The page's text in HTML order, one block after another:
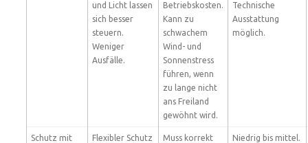
und Licht lassen
sich besser
steuern.
Weniger
Ausfälle.
Betriebskosten.
Kann zu
schwachem
Wind- und
Sonnenstress
führen, wenn
zu lange nicht
ans Freiland
gewöhnt wird.
Technische
Ausstattung
möglich.
Schutz mit
Flexibler Schutz
Muss korrekt
Niedrig bis mittel.